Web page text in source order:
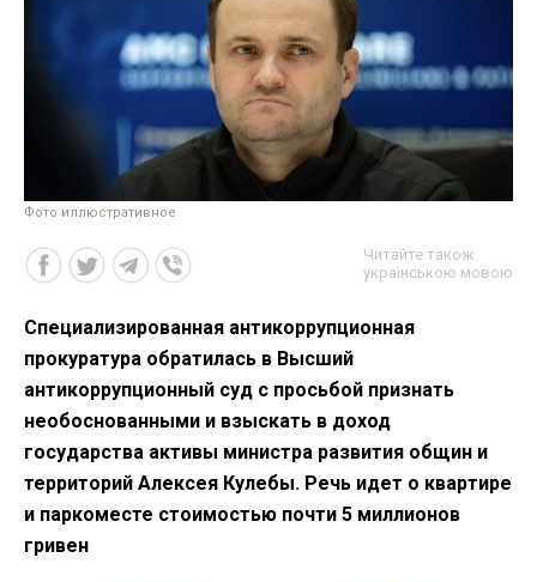
Фото иллюстративное
Читайте також
українською мовою
Специализированная антикоррупционная
прокуратура обратилась в Высший
антикоррупционный суд с просьбой признать
необоснованными и взыскать в доход
государства активы министра развития общин и
территорий Алексея Кулебы. Речь идет о квартире
и паркоместе стоимостью почти 5 миллионов
гривен